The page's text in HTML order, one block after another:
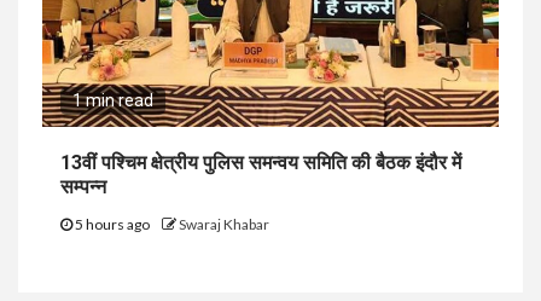
1 min read
13वीं पश्चिम क्षेत्रीय पुलिस समन्वय समिति की बैठक इंदौर में
सम्पन्न
5 hours ago Swaraj Khabar